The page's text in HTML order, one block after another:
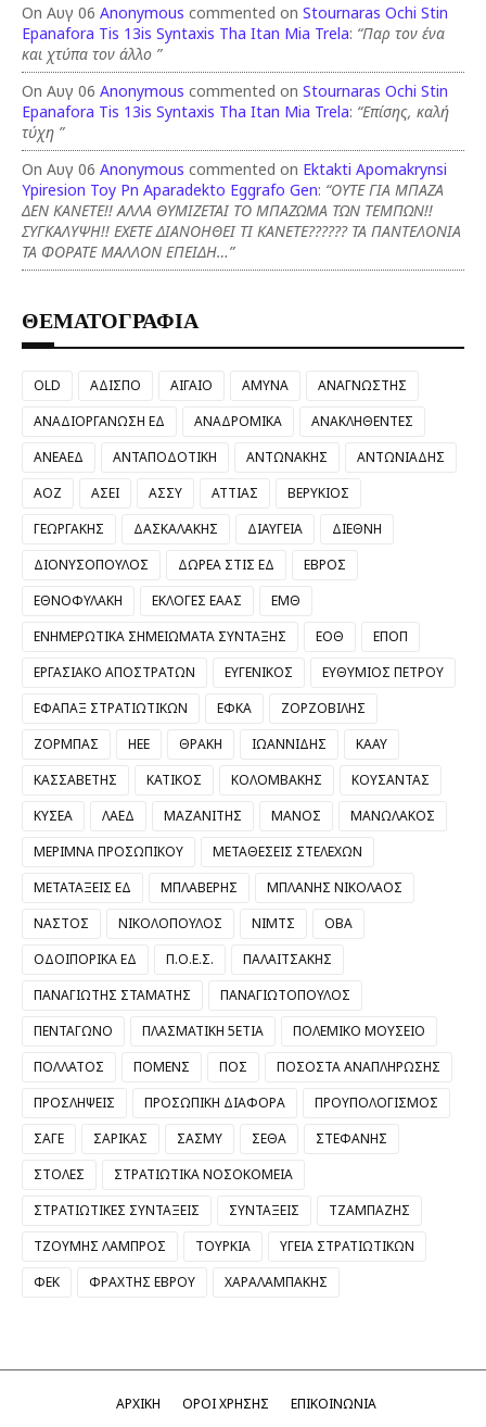
On Αυγ 06 Anonymous commented on Stournaras Ochi Stin
Epanafora Tis 13is Syntaxis Tha Itan Mia Trela: “Παρ τον ένα
και χτύπα τον άλλο ”
On Αυγ 06 Anonymous commented on Stournaras Ochi Stin
Epanafora Tis 13is Syntaxis Tha Itan Mia Trela: “Επίσης, καλή
τύχη ”
On Αυγ 06 Anonymous commented on Ektakti Apomakrynsi
Ypiresion Toy Pn Aparadekto Eggrafo Gen: “ΟΥΤΕ ΓΙΑ ΜΠΑΖΑ
ΔΕΝ ΚΑΝΕΤΕ!! ΑΛΛΑ ΘΥΜΙΖΕΤΑΙ ΤΟ ΜΠΑΖΩΜΑ ΤΩΝ ΤΕΜΠΩΝ!!
ΣΥΓΚΑΛΥΨΗ!! ΕΧΕΤΕ ΔΙΑΝΟΗΘΕΙ ΤΙ ΚΑΝΕΤΕ?????? ΤΑ ΠΑΝΤΕΛΟΝΙΑ
ΤΑ ΦΟΡΑΤΕ ΜΑΛΛΟΝ ΕΠΕΙΔΗ…”
ΘΕΜΑΤΟΓΡΑΦΙΑ
OLD ΑΔΙΣΠΟ ΑΙΓΑΙΟ ΑΜΥΝΑ
ΑΝΑΓΝΩΣΤΗΣ
ΑΝΑΔΙΟΡΓΑΝΩΣΗ ΕΔ
ΑΝΑΔΡΟΜΙΚΑ
ΑΝΑΚΛΗΘΕΝΤΕΣ
ΑΝΕΑΕΔ
ΑΝΤΑΠΟΔΟΤΙΚΗ ΑΝΤΩΝΑΚΗΣ
ΑΝΤΩΝΙΑΔΗΣ
ΑΟΖ
ΑΣΕΙ ΑΣΣΥ ΑΤΤΙΑΣ
ΒΕΡΥΚΙΟΣ
ΓΕΩΡΓΑΚΗΣ
ΔΑΣΚΑΛΑΚΗΣ ΔΙΑΥΓΕΙΑ
ΔΙΕΘΝΗ
ΔΙΟΝΥΣΟΠΟΥΛΟΣ
ΔΩΡΕΑ ΣΤΙΣ ΕΔ
ΕΒΡΟΣ
ΕΘΝΟΦΥΛΑΚΗ
ΕΚΛΟΓΕΣ ΕΑΑΣ
ΕΜΘ
ΕΝΗΜΕΡΩΤΙΚΑ ΣΗΜΕΙΩΜΑΤΑ ΣΥΝΤΑΞΗΣ
ΕΟΘ
ΕΠΟΠ
ΕΡΓΑΣΙΑΚΟ ΑΠΟΣΤΡΑΤΩΝ
ΕΥΓΕΝΙΚΟΣ
ΕΥΘΥΜΙΟΣ ΠΕΤΡΟΥ
ΕΦΑΠΑΞ ΣΤΡΑΤΙΩΤΙΚΩΝ
ΕΦΚΑ
ΖΟΡΖΟΒΙΛΗΣ
ΖΟΡΜΠΑΣ
ΗΕΕ ΘΡΑΚΗ ΙΩΑΝΝΙΔΗΣ
ΚΑΑΥ
ΚΑΣΣΑΒΕΤΗΣ
ΚΑΤΙΚΟΣ ΚΟΛΟΜΒΑΚΗΣ
ΚΟΥΣΑΝΤΑΣ
ΚΥΣΕΑ
ΛΑΕΔ ΜΑΖΑΝΙΤΗΣ ΜΑΝΟΣ
ΜΑΝΩΛΑΚΟΣ
ΜΕΡΙΜΝΑ ΠΡΟΣΩΠΙΚΟΥ
ΜΕΤΑΘΕΣΕΙΣ ΣΤΕΛΕΧΩΝ
ΜΕΤΑΤΑΞΕΙΣ ΕΔ
ΜΠΛΑΒΕΡΗΣ
ΜΠΛΑΝΗΣ ΝΙΚΟΛΑΟΣ
ΝΑΣΤΟΣ
ΝΙΚΟΛΟΠΟΥΛΟΣ ΝΙΜΤΣ
ΟΒΑ
ΟΔΟΙΠΟΡΙΚΑ ΕΔ
Π.Ο.Ε.Σ.
ΠΑΛΑΙΤΣΑΚΗΣ
ΠΑΝΑΓΙΩΤΗΣ ΣΤΑΜΑΤΗΣ
ΠΑΝΑΓΙΩΤΟΠΟΥΛΟΣ
ΠΕΝΤΑΓΩΝΟ
ΠΛΑΣΜΑΤΙΚΗ 5ΕΤΙΑ
ΠΟΛΕΜΙΚΟ ΜΟΥΣΕΙΟ
ΠΟΛΛΑΤΟΣ
ΠΟΜΕΝΣ ΠΟΣ
ΠΟΣΟΣΤΑ ΑΝΑΠΛΗΡΩΣΗΣ
ΠΡΟΣΛΗΨΕΙΣ
ΠΡΟΣΩΠΙΚΗ ΔΙΑΦΟΡΑ
ΠΡΟΥΠΟΛΟΓΙΣΜΟΣ
ΣΑΓΕ
ΣΑΡΙΚΑΣ ΣΑΣΜΥ ΣΕΘΑ
ΣΤΕΦΑΝΗΣ
ΣΤΟΛΕΣ
ΣΤΡΑΤΙΩΤΙΚΑ ΝΟΣΟΚΟΜΕΙΑ
ΣΤΡΑΤΙΩΤΙΚΕΣ ΣΥΝΤΑΞΕΙΣ
ΣΥΝΤΑΞΕΙΣ
ΤΖΑΜΠΑΖΗΣ
ΤΖΟΥΜΗΣ ΛΑΜΠΡΟΣ
ΤΟΥΡΚΙΑ
ΥΓΕΙΑ ΣΤΡΑΤΙΩΤΙΚΩΝ
ΦΕΚ
ΦΡΑΧΤΗΣ ΕΒΡΟΥ ΧΑΡΑΛΑΜΠΑΚΗΣ
ΑΡΧΙΚΗ ΟΡΟΙ ΧΡΗΣΗΣ ΕΠΙΚΟΙΝΩΝΙΑ